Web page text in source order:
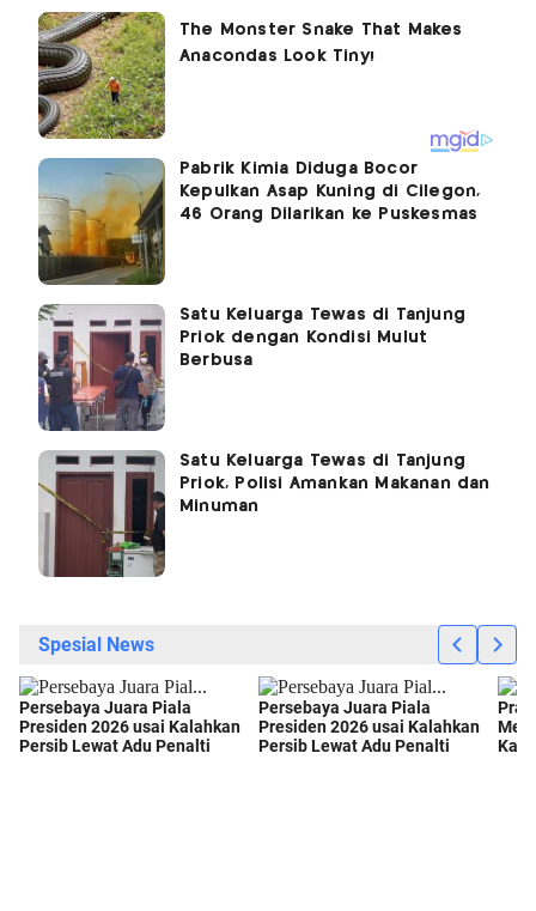
Pabrik Kimia Diduga Bocor
Kepulkan Asap Kuning di Cilegon,
46 Orang Dilarikan ke Puskesmas
Satu Keluarga Tewas di Tanjung
Priok dengan Kondisi Mulut
Berbusa
Satu Keluarga Tewas di Tanjung
Priok, Polisi Amankan Makanan dan
Minuman